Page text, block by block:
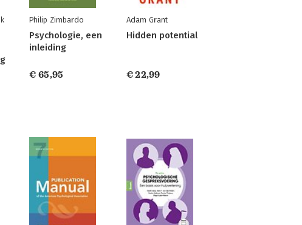
Philip Zimbardo
Psychologie, een
inleiding
€ 65,95
Adam Grant
Hidden potential
€ 22,99